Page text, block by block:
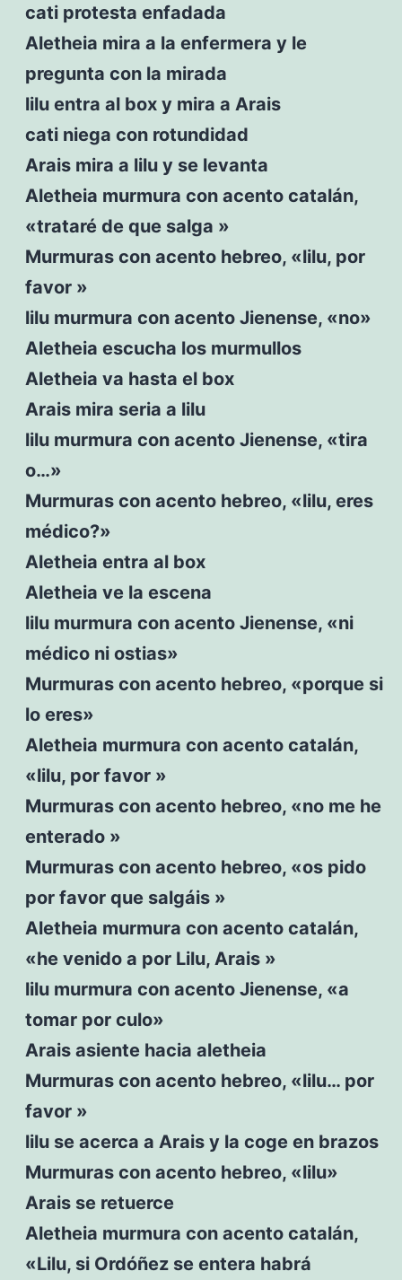
cati protesta enfadada
Aletheia mira a la enfermera y le
pregunta con la mirada
lilu entra al box y mira a Arais
cati niega con rotundidad
Arais mira a lilu y se levanta
Aletheia murmura con acento catalán,
«trataré de que salga »
Murmuras con acento hebreo, «lilu, por
favor »
lilu murmura con acento Jienense, «no»
Aletheia escucha los murmullos
Aletheia va hasta el box
Arais mira seria a lilu
lilu murmura con acento Jienense, «tira
o…»
Murmuras con acento hebreo, «lilu, eres
médico?»
Aletheia entra al box
Aletheia ve la escena
lilu murmura con acento Jienense, «ni
médico ni ostias»
Murmuras con acento hebreo, «porque si
lo eres»
Aletheia murmura con acento catalán,
«lilu, por favor »
Murmuras con acento hebreo, «no me he
enterado »
Murmuras con acento hebreo, «os pido
por favor que salgáis »
Aletheia murmura con acento catalán,
«he venido a por Lilu, Arais »
lilu murmura con acento Jienense, «a
tomar por culo»
Arais asiente hacia aletheia
Murmuras con acento hebreo, «lilu… por
favor »
lilu se acerca a Arais y la coge en brazos
Murmuras con acento hebreo, «lilu»
Arais se retuerce
Aletheia murmura con acento catalán,
«Lilu, si Ordóñez se entera habrá